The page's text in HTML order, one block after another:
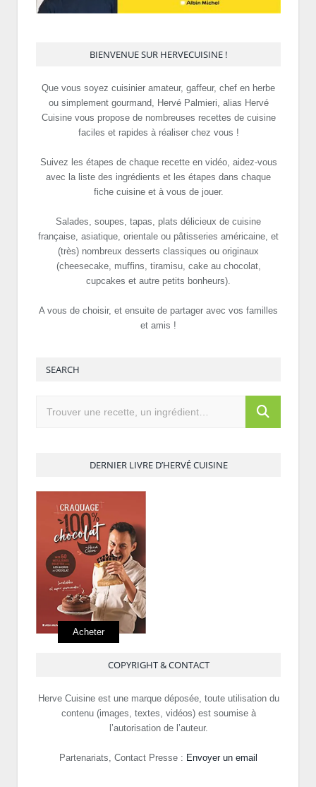
BIENVENUE SUR HERVECUISINE !
Que vous soyez cuisinier amateur, gaffeur, chef en herbe
ou simplement gourmand, Hervé Palmieri, alias Hervé
Cuisine vous propose de nombreuses recettes de cuisine
faciles et rapides à réaliser chez vous !
Suivez les étapes de chaque recette en vidéo, aidez-vous
avec la liste des ingrédients et les étapes dans chaque
fiche cuisine et à vous de jouer.
Salades, soupes, tapas, plats délicieux de cuisine
française, asiatique, orientale ou pâtisseries américaine, et
(très) nombreux desserts classiques ou originaux
(cheesecake, muffins, tiramisu, cake au chocolat,
cupcakes et autre petits bonheurs).
A vous de choisir, et ensuite de partager avec vos familles
et amis !
SEARCH
DERNIER LIVRE D’HERVÉ CUISINE
Acheter
COPYRIGHT & CONTACT
Herve Cuisine est une marque déposée, toute utilisation du
contenu (images, textes, vidéos) est soumise à
l’autorisation de l’auteur.
Partenariats, Contact Presse : Envoyer un email